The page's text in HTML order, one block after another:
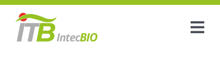
Saltar
contenido